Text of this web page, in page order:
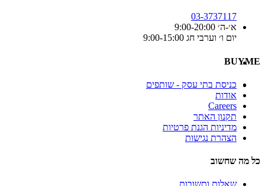
03-3737117
א׳-ה׳ 9:00-20:00
יום ו׳ וערבי חג 9:00-15:00
BUYME
כניסת בתי עסק - שותפים
אודות
Careers
תקנון האתר
מדיניות הגנת פרטיות
הצהרת נגישות
כל מה שחשוב